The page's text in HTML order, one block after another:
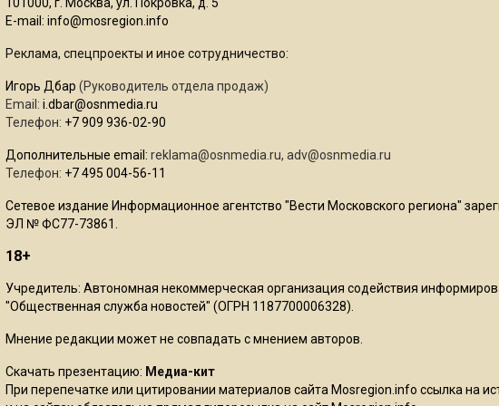
E-mail: info@mosregion.info
Реклама, спецпроекты и иное сотрудничество:
Игорь Дбар (Руководитель отдела продаж)
Email: i.dbar@osnmedia.ru
Телефон: +7 909 936-02-90
Дополнительные email: reklama@osnmedia.ru, adv@osnmedia.ru
Телефон: +7 495 004-56-11
Сетевое издание Информационное агентство "Вести Московского региона"
ЭЛ № ФС77-73861.
18+
Учредитель: Автономная некоммерческая организация содействия
"Общественная служба новостей" (ОГРН 1187700006328).
Мнение редакции может не совпадать с мнением авторов.
Скачать презентацию: Медиа-кит
При перепечатке или цитировании материалов сайта Mosregion.info ссылка на